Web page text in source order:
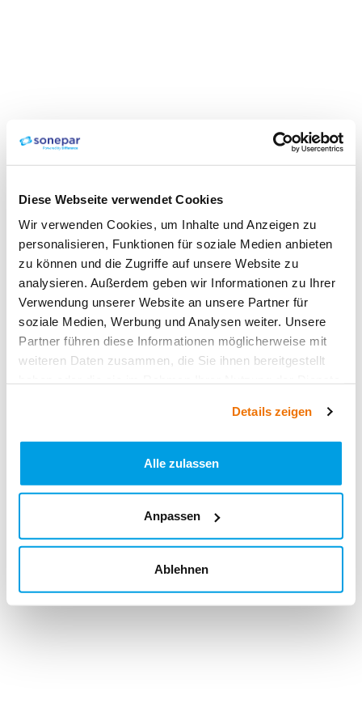
Diese Webseite verwendet Cookies
Wir verwenden Cookies, um Inhalte und Anzeigen zu
personalisieren, Funktionen für soziale Medien anbieten
zu können und die Zugriffe auf unsere Website zu
analysieren. Außerdem geben wir Informationen zu Ihrer
Verwendung unserer Website an unsere Partner für
soziale Medien, Werbung und Analysen weiter. Unsere
Partner führen diese Informationen möglicherweise mit
weiteren Daten zusammen, die Sie ihnen bereitgestellt
Details zeigen
Alle zulassen
Anpassen
Ablehnen